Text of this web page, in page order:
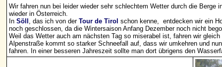
Wir fahren nun bei leider wieder sehr schlechtem Wetter durch die Berge
wieder in Österreich.
In Söll , das ich von der Tour de Tirol schon kenne, entdecken wir ein
noch geschlossen, da die Wintersaison Anfang Dezember noch nicht
Weil das Wetter auch am nächsten Tag so miserabel ist, fahren wir
Alpenstraße kommt so starker Schneefall auf, dass wir umkehren und
fahren. In einer besseren Jahreszeit sollte man dort übrigens den